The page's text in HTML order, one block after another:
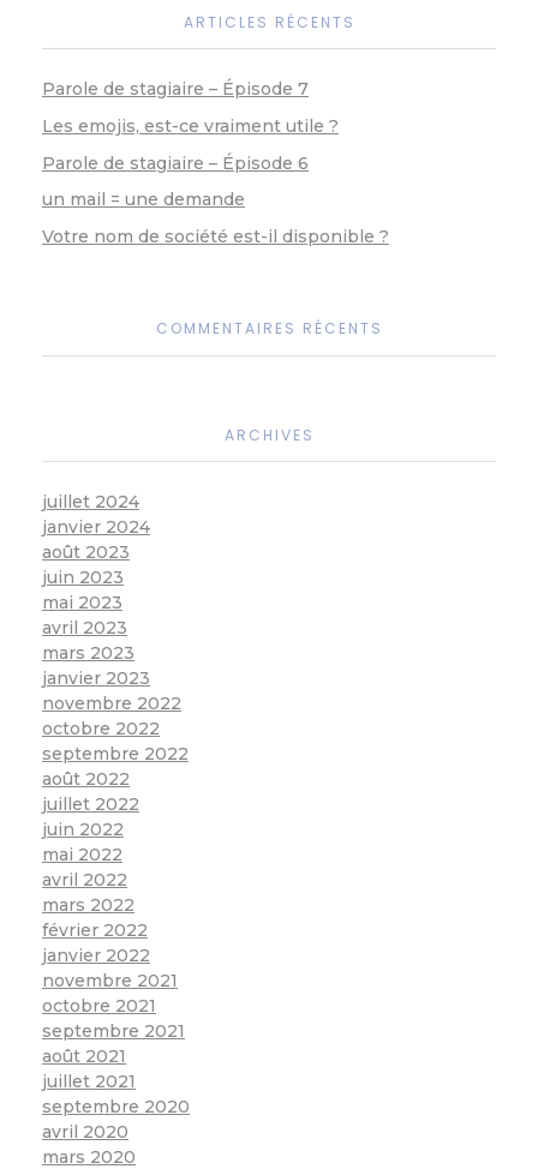
ARTICLES RÉCENTS
Parole de stagiaire – Épisode 7
Les emojis, est-ce vraiment utile ?
Parole de stagiaire – Épisode 6
un mail = une demande
Votre nom de société est-il disponible ?
COMMENTAIRES RÉCENTS
ARCHIVES
juillet 2024
janvier 2024
août 2023
juin 2023
mai 2023
avril 2023
mars 2023
janvier 2023
novembre 2022
octobre 2022
septembre 2022
août 2022
juillet 2022
juin 2022
mai 2022
avril 2022
mars 2022
février 2022
janvier 2022
novembre 2021
octobre 2021
septembre 2021
août 2021
juillet 2021
septembre 2020
avril 2020
mars 2020